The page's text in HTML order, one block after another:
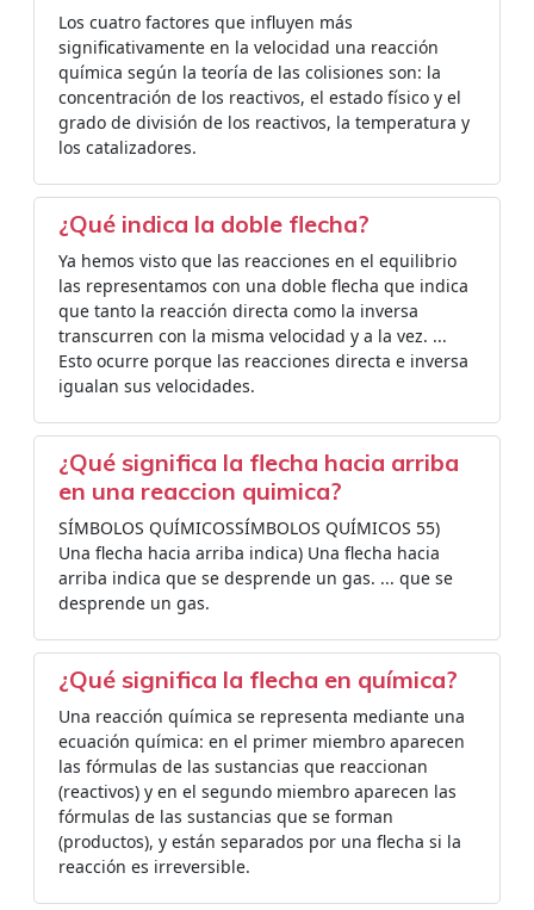
Los cuatro factores que influyen más
significativamente en la velocidad una reacción
química según la teoría de las colisiones son: la
concentración de los reactivos, el estado físico y el
grado de división de los reactivos, la temperatura y
los catalizadores.
¿Qué indica la doble flecha?
Ya hemos visto que las reacciones en el equilibrio
las representamos con una doble flecha que indica
que tanto la reacción directa como la inversa
transcurren con la misma velocidad y a la vez. ...
Esto ocurre porque las reacciones directa e inversa
igualan sus velocidades.
¿Qué significa la flecha hacia arriba
en una reaccion quimica?
SÍMBOLOS QUÍMICOSSÍMBOLOS QUÍMICOS 55)
Una flecha hacia arriba indica) Una flecha hacia
arriba indica que se desprende un gas. ... que se
desprende un gas.
¿Qué significa la flecha en química?
Una reacción química se representa mediante una
ecuación química: en el primer miembro aparecen
las fórmulas de las sustancias que reaccionan
(reactivos) y en el segundo miembro aparecen las
fórmulas de las sustancias que se forman
(productos), y están separados por una flecha si la
reacción es irreversible.